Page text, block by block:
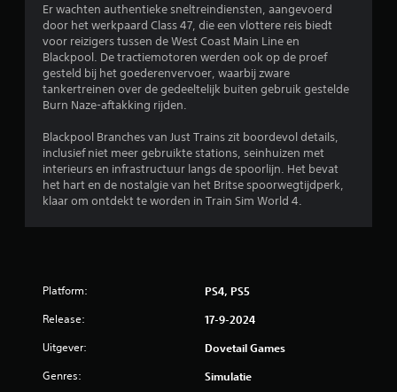
Er wachten authentieke sneltreindiensten, aangevoerd
door het werkpaard Class 47, die een vlottere reis biedt
voor reizigers tussen de West Coast Main Line en
Blackpool. De tractiemotoren werden ook op de proef
gesteld bij het goederenvervoer, waarbij zware
tankertreinen over de gedeeltelijk buiten gebruik gestelde
Burn Naze-aftakking rijden.
Blackpool Branches van Just Trains zit boordevol details,
inclusief niet meer gebruikte stations, seinhuizen met
interieurs en infrastructuur langs de spoorlijn. Het bevat
het hart en de nostalgie van het Britse spoorwegtijdperk,
klaar om ontdekt te worden in Train Sim World 4.
Platform: PS4, PS5
Release: 17-9-2024
Uitgever: Dovetail Games
Genres: Simulatie